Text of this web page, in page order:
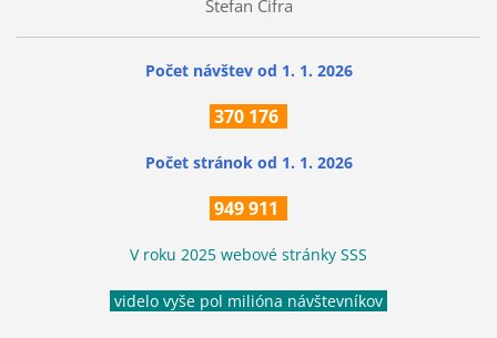
Štefan Cifra
Počet návštev od 1. 1. 2026
370 176
Počet stránok od 1. 1. 2026
949 911
V roku 2025 webové stránky SSS
videlo vyše pol milióna návštevníkov